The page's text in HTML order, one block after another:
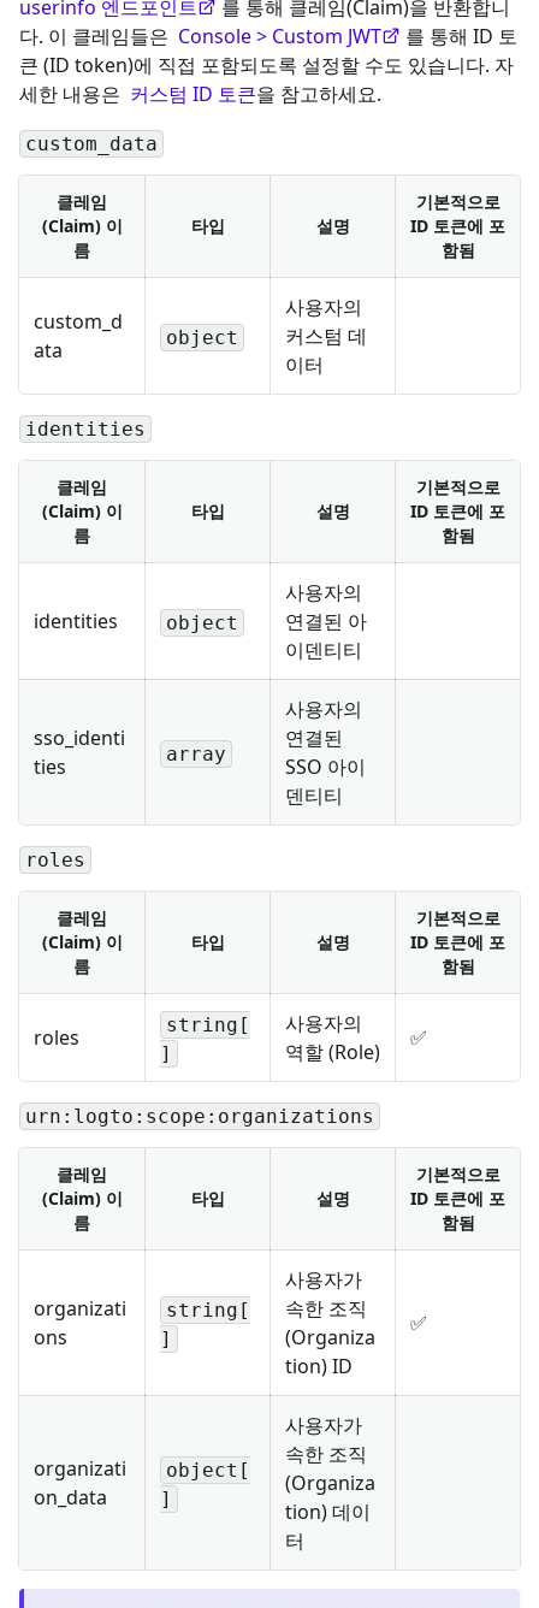
userinfo 엔드포인트
를 통해 클레임(Claim)을 반환합니
다. 이 클레임들은 Console > Custom JWT
를 통해 ID 토
큰 (ID token)에 직접 포함되도록 설정할 수도 있습니다. 자
세한 내용은 커스텀 ID 토큰을 참고하세요.
custom_data
클레임
(Claim) 이
름
타입 설명
기본적으로
ID 토큰에 포
함됨
custom_d
ata
object
사용자의
커스텀 데
이터
identities
클레임
(Claim) 이
름
타입 설명
기본적으로
ID 토큰에 포
함됨
identities object
사용자의
연결된 아
이덴티티
sso_identi
ties
array
사용자의
연결된
SSO 아이
덴티티
roles
클레임
(Claim) 이
름
타입 설명
기본적으로
ID 토큰에 포
함됨
roles
string[
]
사용자의
역할 (Role)
✅
urn:logto:scope:organizations
클레임
(Claim) 이
름
타입 설명
기본적으로
ID 토큰에 포
함됨
organizati
ons
string[
]
사용자가
속한 조직
(Organiza
tion) ID
✅
organizati
on_data
object[
]
사용자가
속한 조직
(Organiza
tion) 데이
터